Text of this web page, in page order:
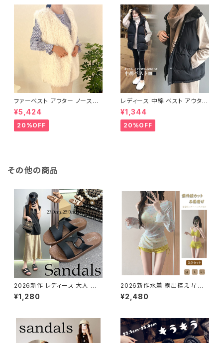
ファーベスト アウター ノースリ
ーブ ショート ベスト 防寒 厚手
ふわふわ ジレ 重ね着
¥5,424
20%OFF
レディース 中綿 ベスト アウター
ノースリーブ ショートベスト 防
寒 軽量 キルティング
¥1,344
20%OFF
その他の商品
2026新作 レディース 大人 軽
量 フラットサンダル 歩きやすい
疲れない おしゃれ アウトドア 通
¥1,280
2026新作水着 露出控え 星柄
中学生 高校生 レディース タン
キニ 3点セット 体型カバー
¥2,480